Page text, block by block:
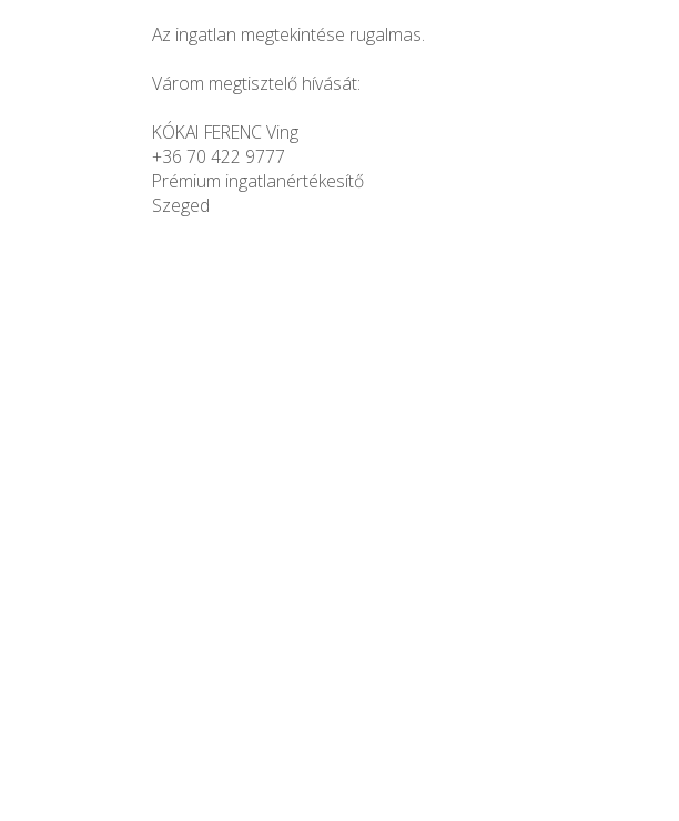
Az ingatlan megtekintése rugalmas.
Várom megtisztelő hívását:
KÓKAI FERENC Ving
+36 70 422 9777
Prémium ingatlanértékesítő
Szeged